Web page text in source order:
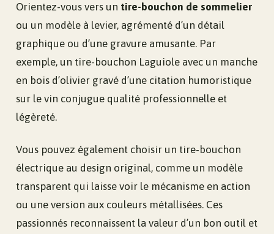
Orientez-vous vers un tire-bouchon de sommelier
ou un modèle à levier, agrémenté d’un détail
graphique ou d’une gravure amusante. Par
exemple, un tire-bouchon Laguiole avec un manche
en bois d’olivier gravé d’une citation humoristique
sur le vin conjugue qualité professionnelle et
légèreté.
Vous pouvez également choisir un tire-bouchon
électrique au design original, comme un modèle
transparent qui laisse voir le mécanisme en action
ou une version aux couleurs métallisées. Ces
passionnés reconnaissent la valeur d’un bon outil et